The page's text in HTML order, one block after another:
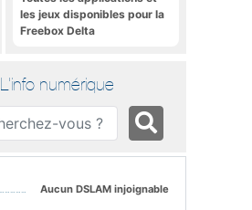
les jeux disponibles pour la
Freebox Delta
L'info numérique
Aucun DSLAM injoignable